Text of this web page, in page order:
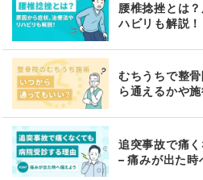
腰椎捻挫とは
ハビリも解説！
むちうちで整
ら通えるかや施
追突事故で痛
– 痛みが出た時